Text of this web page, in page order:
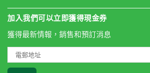
加入我們可以立即獲得現金券
獲得最新情報，銷售和預訂消息